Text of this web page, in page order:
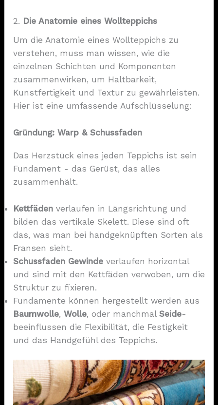
2. Die Anatomie eines Wollteppichs
Um die Anatomie eines Wollteppichs zu
verstehen, muss man wissen, wie die
einzelnen Schichten und Komponenten
zusammenwirken, um Haltbarkeit,
Kunstfertigkeit und Textur zu gewährleisten.
Hier ist eine umfassende Aufschlüsselung:
Gründung: Warp & Schussfaden
Das Herzstück eines jeden Teppichs ist sein
Fundament - das Gerüst, das alles
zusammenhält.
Kettfädenverlaufen in Längsrichtung und
bilden das vertikale Skelett. Diese sind oft
das, was man bei handgeknüpften Sorten als
Fransen sieht.
SchussfadenGewindeverlaufen horizontal
und sind mit den Kettfäden verwoben, um die
Struktur zu fixieren.
Fundamente können hergestellt werden aus
Baumwolle, Wolle, oder manchmal Seide-
beeinflussen die Flexibilität, die Festigkeit
und das Handgefühl des Teppichs.